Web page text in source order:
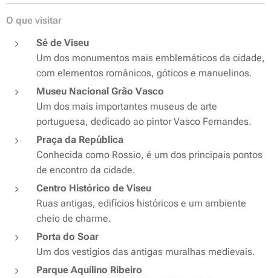
O que visitar
Sé de Viseu
Um dos monumentos mais emblemáticos da cidade,
com elementos românicos, góticos e manuelinos.
Museu Nacional Grão Vasco
Um dos mais importantes museus de arte
portuguesa, dedicado ao pintor Vasco Fernandes.
Praça da República
Conhecida como Rossio, é um dos principais pontos
de encontro da cidade.
Centro Histórico de Viseu
Ruas antigas, edifícios históricos e um ambiente
cheio de charme.
Porta do Soar
Um dos vestígios das antigas muralhas medievais.
Parque Aquilino Ribeiro